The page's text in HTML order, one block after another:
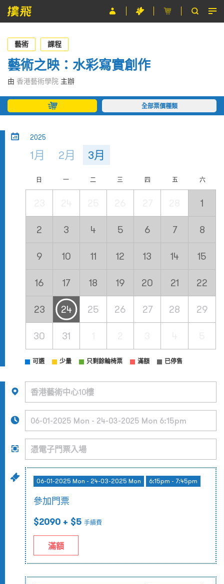
節目
主辦單位
關於撲飛
條款及細則
藝術 課程
藝術之映：水彩寫實創作
由 香港藝術學院 主辦
全部票價種類
2025
1月 2月 3月
日 一 二 三 四 五 六
1
2 3 4 5 6 7 8
9 10 11 12 13 14 15
16 17 18 19 20 21 22
23 24 25 26 27 28 29
30 31
可選 少量 只剩餘輪椅票 滿額 已停售
06-01-2025 Mon - 24-03-2025 Mon 6:15pm - 7:45pm
參加門票
$2090 + $5 手續費
滿額